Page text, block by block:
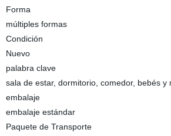
Forma
múltiples formas
Condición
Nuevo
palabra clave
sala de estar, dormitorio, comedor, bebés y
embalaje
embalaje estándar
Paquete de Transporte